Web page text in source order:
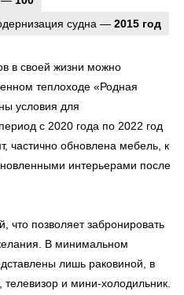
судна — 2015 год
в своей жизни можно
теплоходе «Родная
условия для
с 2020 года по 2022 год
частично обновлена мебель, к
интерьерами после
позволяет забронировать
В минимальном
лишь раковиной, в
и мини-холодильник.